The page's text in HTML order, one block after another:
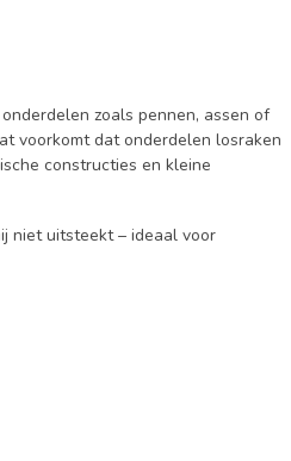
zoals pennen, assen of
voorkomt dat onderdelen losraken
constructies en kleine
niet uitsteekt – ideaal voor